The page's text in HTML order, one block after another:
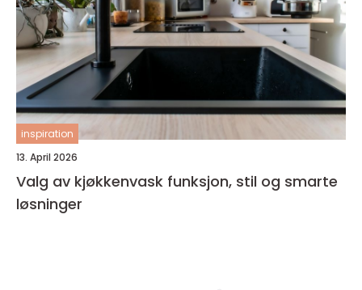
inspiration
13. April 2026
Valg av kjøkkenvask funksjon, stil og smarte
løsninger